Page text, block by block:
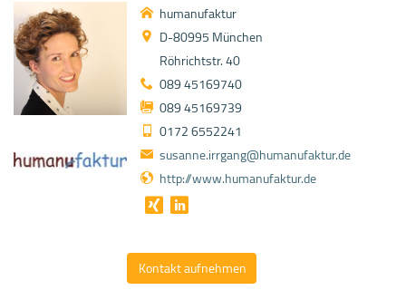
humanufaktur
D-80995 München
Röhrichtstr. 40
089 45169740
089 45169739
0172 6552241
susanne.irrgang@humanufaktur.de
http://www.humanufaktur.de
Kontakt aufnehmen